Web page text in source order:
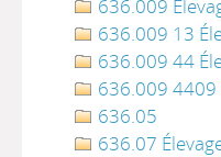
636.009
636.009 13
636.009 44
636.009 4409
636.05
636.07